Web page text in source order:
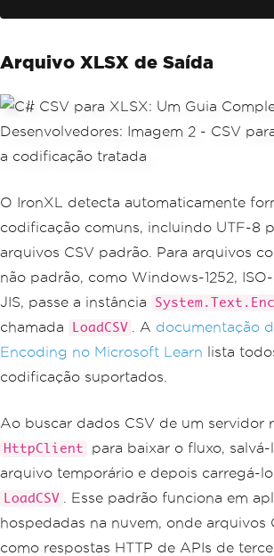
workbook .SaveAs(
"encoded-
Arquivo XLSX de Saída
O IronXL detecta automaticamente
codificação comuns, incluindo UTF-8
arquivos CSV padrão. Para arquivos
não padrão, como Windows-1252,
JIS, passe a instância
chamada
LoadCSV . A documentação
Encoding no Microsoft Learn lista
codificação suportados.
Ao buscar dados CSV de um servidor
HttpClient
para baixar o fluxo,
arquivo temporário e depois carregá-
LoadCSV
. Esse padrão funciona em
hospedadas na nuvem, onde arquivos
como respostas HTTP de APIs de